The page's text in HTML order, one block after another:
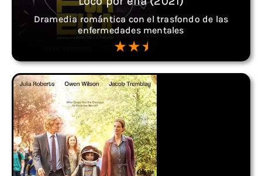
Dramedia romántica con el trasfondo de las
enfermedades mentales